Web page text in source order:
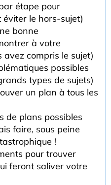
étape pour
le hors-sujet)
bonne
à votre
avez compris le sujet)
possibles
types de sujets)
un plan à tous les
de plans possibles
faire, sous peine
!
pour trouver
feront saliver votre